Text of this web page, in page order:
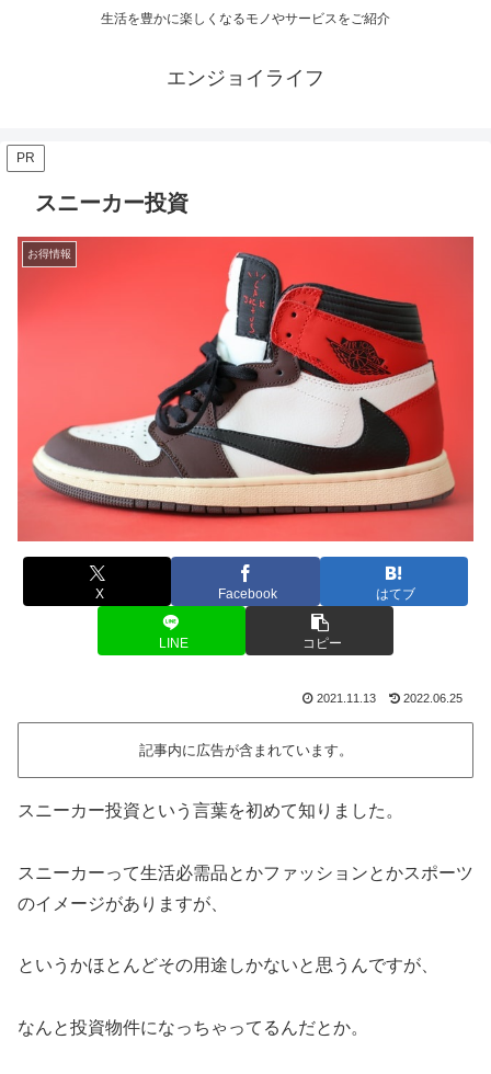
生活を豊かに楽しくなるモノやサービスをご紹介
エンジョイライフ
PR
スニーカー投資
お得情報
X Facebook はてブ
LINE コピー
2021.11.13 2022.06.25
記事内に広告が含まれています。
スニーカー投資という言葉を初めて知りました。
スニーカーって生活必需品とかファッションとかスポーツ
のイメージがありますが、
というかほとんどその用途しかないと思うんですが、
なんと投資物件になっちゃってるんだとか。